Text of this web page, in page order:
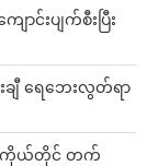
ာင်းပျက်စီးပြီး
ချီ ရေဘေးလွတ်ရာ
တ်ကိုယ်တိုင် တက်